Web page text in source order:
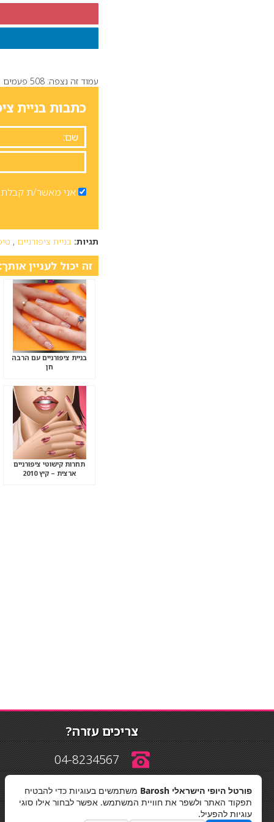
עמוד זה נצפה: 508 פעמים
כתבות בניית
אני מאשר/ת קבלת
תגיות: בניית ציפורניים ,
זה יכול לעניין אותך:
בניית ציפורניים עם הרבה
חן
תחרות קישוטי ציפורניים
ארצית – קיץ 2010
צריכים עזרה?
04-8234567
info@barosh.co.il פורטל היופי הישראלי Barosh
משתמשים בעוגיות כדי להבטיח
תפקוד האתר ולשפר את חוויית המשתמש. אפשר לבחור אילו סוגי
עוגיות להפעיל.